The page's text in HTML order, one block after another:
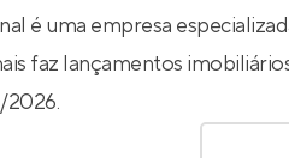
é uma empresa
faz lançamentos
2026.